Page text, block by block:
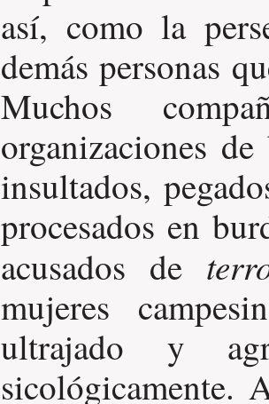
así, como la
demás personas
Muchos
organizaciones
insultados,
procesados en
acusados de
mujeres
ultrajado y
sicológicamente.